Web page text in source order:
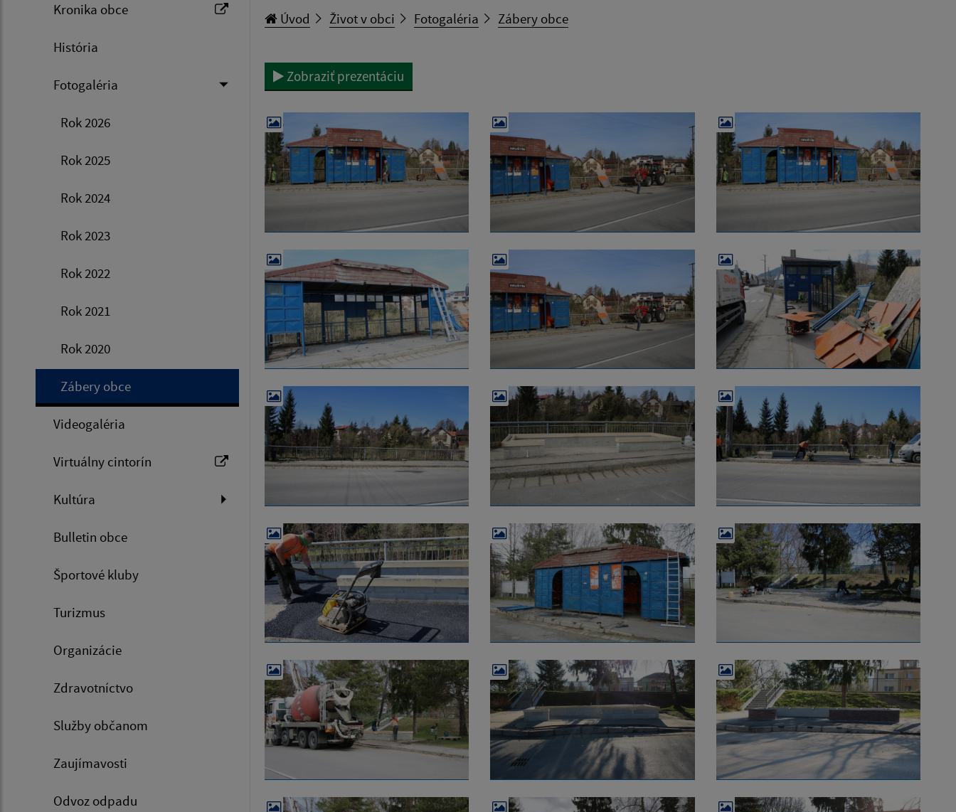
Kronika obce
História
Fotogaléria
Rok 2026
Rok 2025
Rok 2024
Rok 2023
Rok 2022
Rok 2021
Rok 2020
Zábery obce
Videogaléria
Virtuálny cintorín
Kultúra
Bulletin obce
Športové kluby
Turizmus
Organizácie
Zdravotníctvo
Služby občanom
Zaujímavosti
Odvoz odpadu
Úvod Život v obci Fotogaléria Zábery obce
Zobraziť prezentáciu